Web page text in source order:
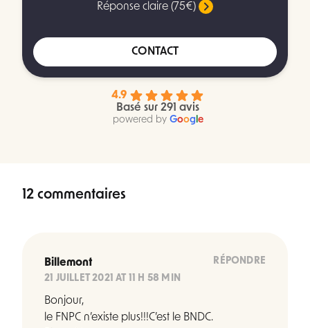
Réponse claire (75€)
CONTACT
4.9
Basé sur 291 avis
powered by Google
12 commentaires
Billemont
21 JUILLET 2021 AT 11 H 58 MIN
RÉPONDRE
Bonjour,
le FNPC n’existe plus!!!C’est le BNDC.